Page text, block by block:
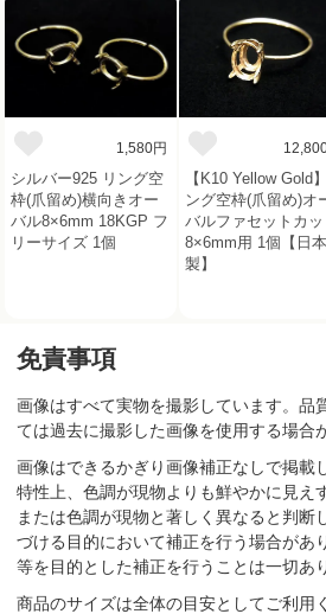
1,580円
シルバー925 リング空
枠(爪留め)横向きオー
バル8×6mm 18KGP フ
リーサイズ 1個
【K10 Yellow Gold
ング空枠(爪留め)オ
バルファセットカッ
8×6mm用 1個【日本
製】
免責事項
画像はすべて実物を撮影しています。品
ては過去に撮影した画像を使用する場合
画像はできるかぎり画像補正なしで掲載
特性上、色調が現物よりも鮮やかに見え
または色調が現物と著しく異なると判断
づける目的において補正を行う場合があ
等を目的とした補正を行うことは一切あ
商品のサイズは全体の目安としてご利用